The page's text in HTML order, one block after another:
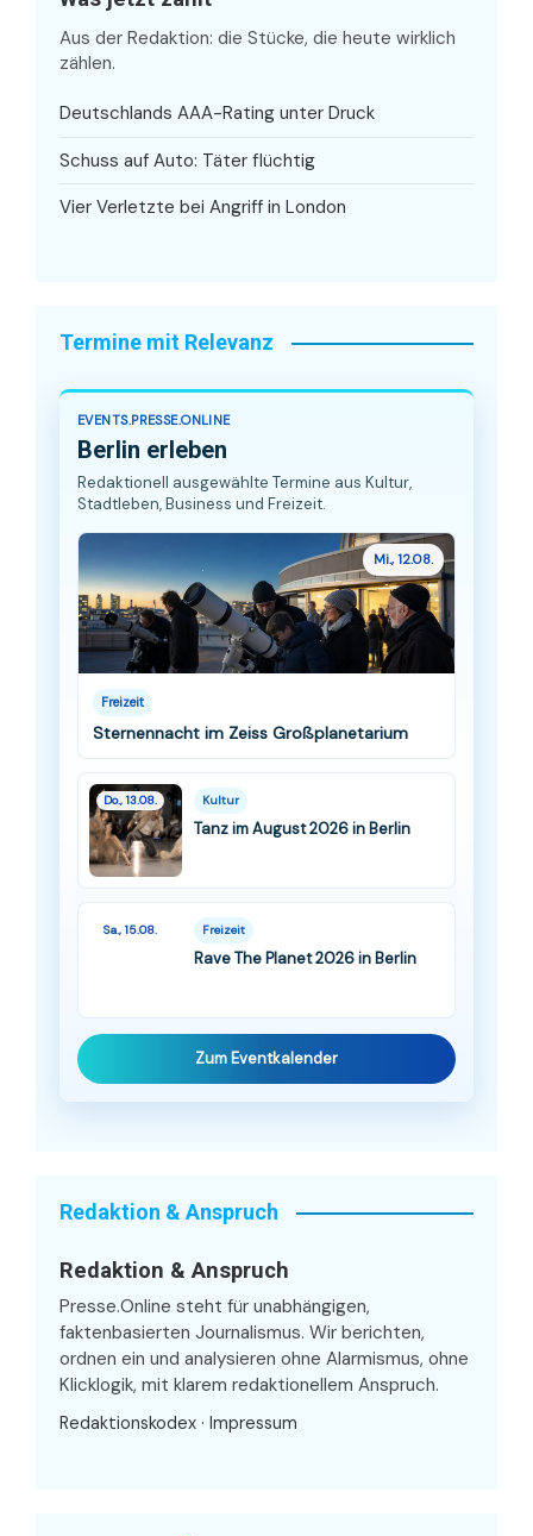
Aus der Redaktion: die Stücke, die heute wirklich
zählen.
Deutschlands AAA-Rating unter Druck
Schuss auf Auto: Täter flüchtig
Vier Verletzte bei Angriff in London
Termine mit Relevanz
EVENTS.PRESSE.ONLINE
Berlin erleben
Redaktionell ausgewählte Termine aus Kultur,
Stadtleben, Business und Freizeit.
Mi., 12.08.
Freizeit
Sternennacht im Zeiss Großplanetarium
Do., 13.08. Kultur
Tanz im August 2026 in Berlin
Sa., 15.08. Freizeit
Rave The Planet 2026 in Berlin
Zum Eventkalender
Redaktion & Anspruch
Redaktion & Anspruch
Presse.Online steht für unabhängigen,
faktenbasierten Journalismus. Wir berichten,
ordnen ein und analysieren ohne Alarmismus, ohne
Klicklogik, mit klarem redaktionellem Anspruch.
Redaktionskodex · Impressum